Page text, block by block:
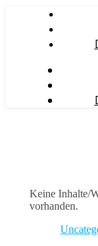
Keine Inhalte/
vorhanden.